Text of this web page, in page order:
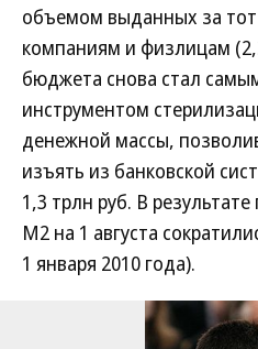
объемом выданных за
компаниям и физлицам
бюджета снова стал
инструментом
денежной массы,
изъять из банковской
1,3 трлн руб. В
М2 на 1 августа
1 января 2010 года).